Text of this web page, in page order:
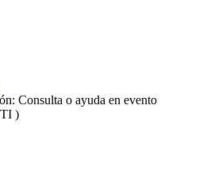
Consulta o ayuda en evento
)